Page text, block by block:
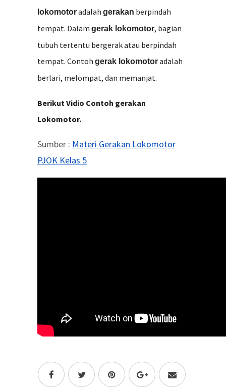
lokomotoradalah gerakan berpindah
tempat. Dalam gerak lokomotor, bagian
tubuh tertentu bergerak atau berpindah
tempat. Contoh gerak lokomotoradalah
berlari, melompat, dan memanjat.
Berikut Vidio Contoh gerakan
Lokomotor.
Sumber : Materi Gerakan Lokomotor
PJOK Kelas 5